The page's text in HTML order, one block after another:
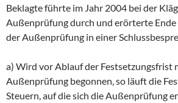
Beklagte führte im Jahr 2004 bei der
Außenprüfung durch und erörterte Ende
der Außenprüfung in einer
a) Wird vor Ablauf der Festsetzungsfrist
Außenprüfung begonnen, so läuft die
Steuern, auf die sich die Außenprüfung